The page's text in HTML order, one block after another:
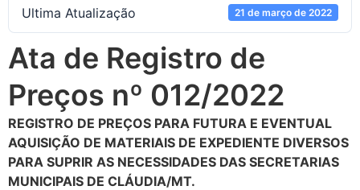
Ultima Atualização 21 de março de 2022
Ata de Registro de
Preços nº 012/2022
REGISTRO DE PREÇOS PARA FUTURA E EVENTUAL
AQUISIÇÃO DE MATERIAIS DE EXPEDIENTE DIVERSOS
PARA SUPRIR AS NECESSIDADES DAS SECRETARIAS
MUNICIPAIS DE CLÁUDIA/MT.